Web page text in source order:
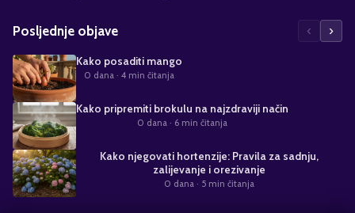
Posljednje objave ‹ ›
Kako posaditi mango
0 dana · 4 min čitanja
Kako pripremiti brokulu na najzdraviji način
0 dana · 6 min čitanja
Kako njegovati hortenzije: Pravila za sadnju,
zalijevanje i orezivanje
0 dana · 5 min čitanja